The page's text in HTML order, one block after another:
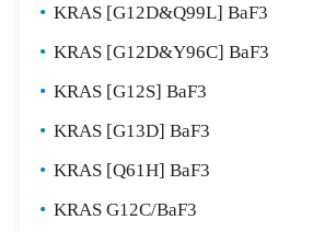
• KRAS [G12D&Q99L] BaF3
• KRAS [G12D&Y96C] BaF3
• KRAS [G12S] BaF3
• KRAS [G13D] BaF3
• KRAS [Q61H] BaF3
• KRAS G12C/BaF3